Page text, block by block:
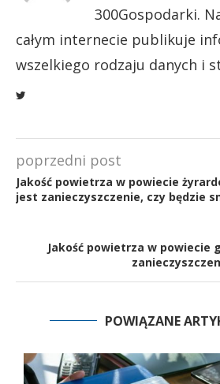
300Gospodarki.
całym internecie publikuje
wszelkiego rodzaju danych i
poprzedni post
Jakość powietrza w powiecie
jest zanieczyszczenie, czy będzie
Jakość powietrza w powiecie
POWIĄZANE